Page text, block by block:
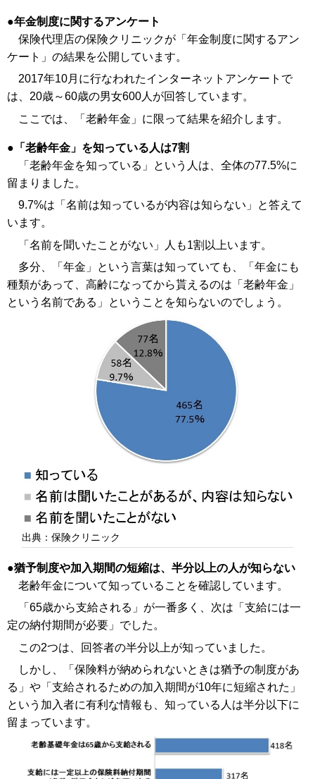
年金制度に関するアンケート
保険代理店の保険クリニックが「年金制度に関するアン
ケート」の結果を公開しています。
2017年10月に行なわれたインターネットアンケートで
は、20歳～60歳の男女600人が回答しています。
ここでは、「老齢年金」に限って結果を紹介します。
「老齢年金」を知っている人は7割
「老齢年金を知っている」という人は、全体の77.5%に
留まりました。
9.7%は「名前は知っているが内容は知らない」と答えて
います。
「名前を聞いたことがない」人も1割以上います。
多分、「年金」という言葉は知っていても、「年金にも
種類があって、高齢になってから貰えるのは「老齢年金」
という名前である」ということを知らないのでしょう。
出典：保険クリニック
猶予制度や加入期間の短縮は、半分以上の人が知らない
老齢年金について知っていることを確認しています。
「65歳から支給される」が一番多く、次は「支給には一
定の納付期間が必要」でした。
この2つは、回答者の半分以上が知っていました。
しかし、「保険料が納められないときは猶予の制度があ
る」や「支給されるための加入期間が10年に短縮された」
という加入者に有利な情報も、知っている人は半分以下に
留まっています。